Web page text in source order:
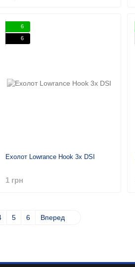
6
6
Ехолот Lowrance Hook 3x DSI
1 грн
5 6 Вперед